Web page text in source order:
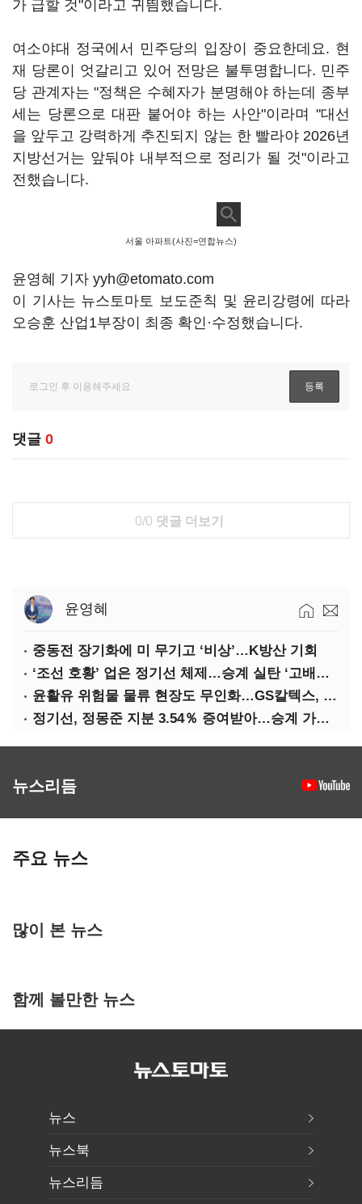
가 급할 것"이라고 귀띔했습니다.
여소야대 정국에서 민주당의 입장이 중요한데요. 현
재 당론이 엇갈리고 있어 전망은 불투명합니다. 민주
당 관계자는 "정책은 수혜자가 분명해야 하는데 종부
세는 당론으로 대판 붙어야 하는 사안"이라며 "대선
을 앞두고 강력하게 추진되지 않는 한 빨라야 2026년
지방선거는 앞둬야 내부적으로 정리가 될 것"이라고
전했습니다.
서울 아파트(사진=연합뉴스)
윤영혜 기자 yyh@etomato.com
이 기사는 뉴스토마토 보도준칙 및 윤리강령에 따라
오승훈 산업1부장이 최종 확인·수정했습니다.
댓글 0
0/0 댓글 더보기
윤영혜
중동전 장기화에 미 무기고 ‘비상’…K방산 기회
‘조선 호황’ 업은 정기선 체제…승계 실탄 ‘고배당’ 주목
윤활유 위험물 물류 현장도 무인화…GS칼텍스, 디지털 전환 가속
정기선, 정몽준 지분 3.54％ 증여받아…승계 가속화
뉴스리듬
주요 뉴스
많이 본 뉴스
함께 볼만한 뉴스
뉴스
뉴스북
뉴스리듬